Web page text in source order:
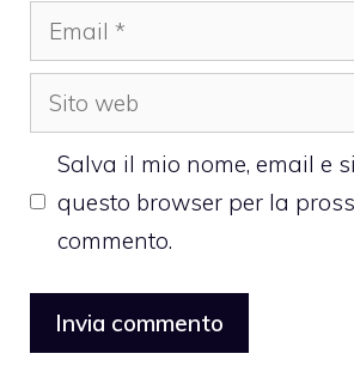
Email
Sito
web
Salva il mio nome, email e
questo browser per la
commento.